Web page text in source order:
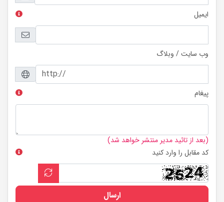
ایمیل
وب سایت / وبلاگ
پیغام
(بعد از تائید مدیر منتشر خواهد شد)
کد مقابل را وارد کنید
ارسال